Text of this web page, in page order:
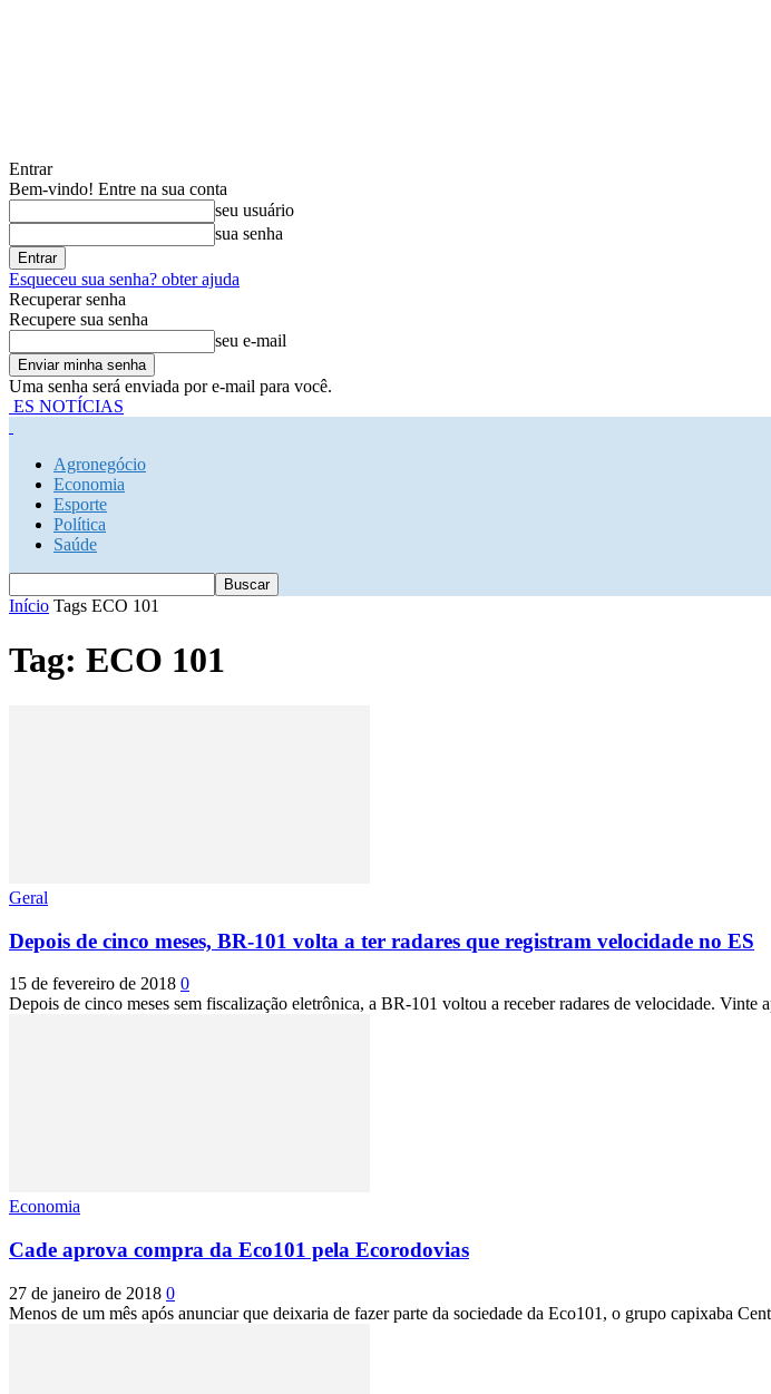
Entrar
Bem-vindo! Entre na sua conta
seu usuário
sua senha
Esqueceu sua senha? obter ajuda
Recuperar senha
Recupere sua senha
seu e-mail
Uma senha será enviada por e-mail para você.
ES NOTÍCIAS
Agronegócio
Economia
Esporte
Política
Saúde
Início Tags ECO 101
Tag: ECO 101
Geral
Depois de cinco meses, BR-101 volta a ter radares que registram velocidade no ES
15 de fevereiro de 2018 0
Depois de cinco meses sem fiscalização eletrônica, a BR-101 voltou a receber radares de velocidade. Vinte
Economia
Cade aprova compra da Eco101 pela Ecorodovias
27 de janeiro de 2018 0
Menos de um mês após anunciar que deixaria de fazer parte da sociedade da Eco101, o grupo capixaba